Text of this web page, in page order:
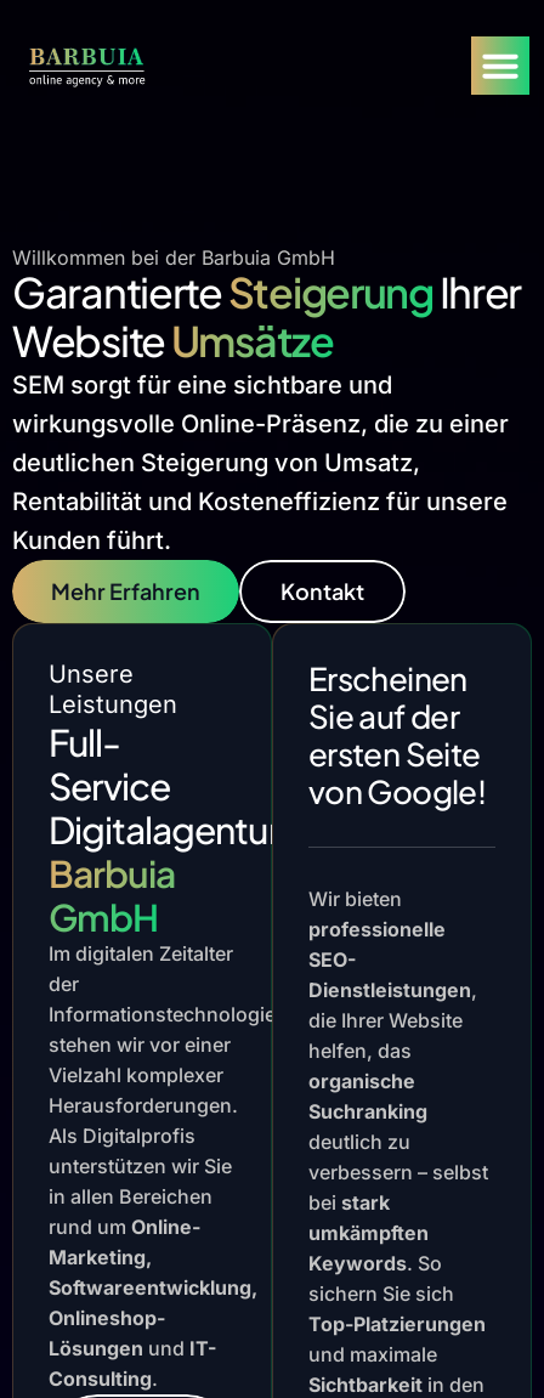
Willkommen bei der Barbuia GmbH
GarantierteSteigerungIhrer
WebsiteUmsätze
SEM sorgt für eine sichtbare und
wirkungsvolle Online-Präsenz, die zu einer
deutlichen Steigerung von Umsatz,
Rentabilität und Kosteneffizienz für unsere
Kunden führt.
Mehr Erfahren Kontakt
Unsere
Leistungen
Full-
Service
Digitalagentur
Barbuia
GmbH
Im digitalen Zeitalter
der
Informationstechnologie
stehen wir vor einer
Vielzahl komplexer
Herausforderungen.
Als Digitalprofis
unterstützen wir Sie
in allen Bereichen
rund um Online-
Marketing,
Softwareentwicklung,
Onlineshop-
Lösungen und IT-
Consulting.
Erscheinen
Sie auf der
ersten Seite
von Google!
Wir bieten
professionelle
SEO-
Dienstleistungen,
die Ihrer Website
helfen, das
organische
Suchranking
deutlich zu
verbessern – selbst
bei stark
umkämpften
Keywords. So
sichern Sie sich
Top-Platzierungen
und maximale
Sichtbarkeit in den